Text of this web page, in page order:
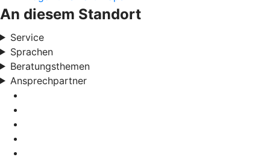
An diesem Standort
Service
Sprachen
Beratungsthemen
Ansprechpartner